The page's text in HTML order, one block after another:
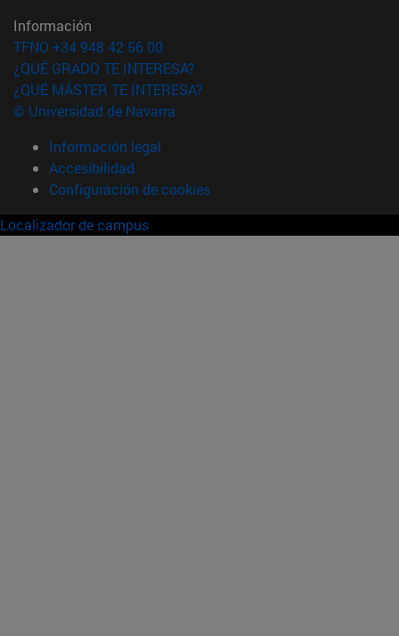
Información
TFNO +34 948 42 56 00
¿QUÉ GRADO TE INTERESA?
¿QUÉ MÁSTER TE INTERESA?
© Universidad de Navarra
Información legal
Accesibilidad
Configuración de cookies
Localizador de campus